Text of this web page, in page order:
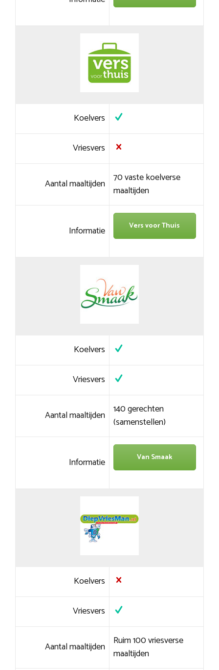
Koelvers
Vriesvers
Aantal maaltijden 70 vaste koelverse
maaltijden
Informatie Vers voor Thuis
Koelvers
Vriesvers
Aantal maaltijden 140 gerechten
(samenstellen)
Informatie Van Smaak
Koelvers
Vriesvers
Aantal maaltijden Ruim 100 vriesverse
maaltijden